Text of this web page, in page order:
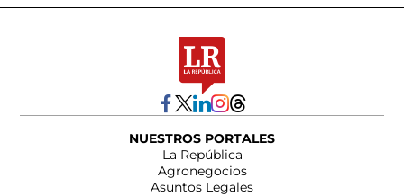
NUESTROS PORTALES
La República
Agronegocios
Asuntos Legales